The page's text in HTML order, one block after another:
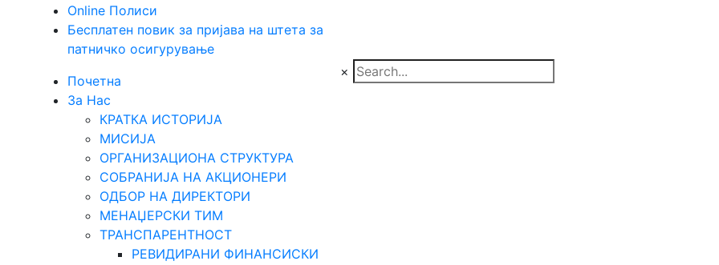
Online Полиси
Бесплатен повик за пријава на штета за
патничко осигурување
Почетна
За Нас
КРАТКА ИСТОРИЈА
МИСИЈА
ОРГАНИЗАЦИОНА СТРУКТУРА
СОБРАНИЈА НА АКЦИОНЕРИ
ОДБОР НА ДИРЕКТОРИ
МЕНАЏЕРСКИ ТИМ
ТРАНСПАРЕНТНОСТ
РЕВИДИРАНИ ФИНАНСИСКИ
×